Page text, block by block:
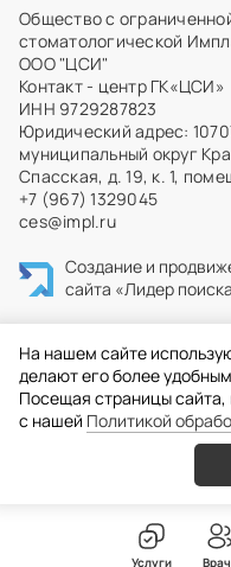
Общество с
стоматологической
ООО "ЦСИ"
Контакт - центр ГК«ЦСИ»
ИНН 9729287823
Юридический адрес:
муниципальный округ
Спасская, д. 19, к. 1,
+7 (967) 1329045
ces@impl.ru
Создание и
сайта «Лидер
На нашем сайте
делают его более
Посещая страницы
c нашей Политикой
Услуги